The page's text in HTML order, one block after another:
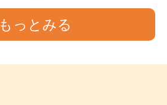
もっとみる